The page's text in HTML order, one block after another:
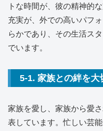
トな時間が、彼の精神的
充実が、外での高いパフ
らかであり、その生活ス
でいます。
5-1. 家族との絆を大
家族を愛し、家族から愛
表しています。忙しい芸